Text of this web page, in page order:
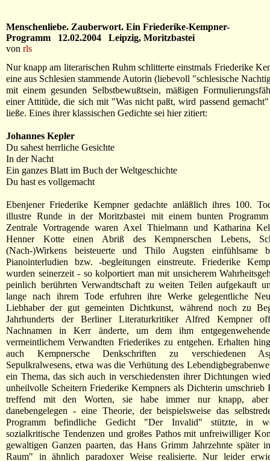
Menschenliebe. Zauberwort. Ein Friederike-Kempner-
Programm 12.02.2004 Leipzig, Moritzbastei
von rls
Nur knapp am literarischen Ruhm schlitterte einstmals Friederike
eine aus Schlesien stammende Autorin (liebevoll "schlesische
mit einem gesunden Selbstbewußtsein, mäßigen
einer Attitüde, die sich mit "Was nicht paßt, wird passend gemacht"
ließe. Eines ihrer klassischen Gedichte sei hier zitiert:
Johannes Kepler
Du sahest herrliche Gesichte
In der Nacht
Ein ganzes Blatt im Buch der Weltgeschichte
Du hast es vollgemacht
Ebenjener Friederike Kempner gedachte anläßlich ihres 100.
illustre Runde in der Moritzbastei mit einem bunten
Zentrale Vortragende waren Axel Thielmann und Katharina
Henner Kotte einen Abriß des Kempnerschen Lebens,
(Nach-)Wirkens beisteuerte und Thilo Augsten einfühlsame
Pianointerludien bzw. -begleitungen einstreute. Friederike
wurden seinerzeit - so kolportiert man mit unsicherem
peinlich berührten Verwandtschaft zu weiten Teilen aufgekauft
lange nach ihrem Tode erfuhren ihre Werke gelegentliche
Liebhaber der gut gemeinten Dichtkunst, während noch zu
Jahrhunderts der Berliner Literaturkritiker Alfred Kempner
Nachnamen in Kerr änderte, um dem ihm
vermeintlichem Verwandten Friederikes zu entgehen. Erhalten
auch Kempnersche Denkschriften zu verschiedenen
Sepulkralwesens, etwa was die Verhütung des
ein Thema, das sich auch in verschiedensten ihrer Dichtungen
unheilvolle Scheitern Friederike Kempners als Dichterin umschrieb
treffend mit den Worten, sie habe immer nur knapp,
danebengelegen - eine Theorie, der beispielsweise das
Programm befindliche Gedicht "Der Invalid" stützte, in
sozialkritische Tendenzen und großes Pathos mit unfreiwilliger
gewaltigen Ganzen paarten, das Hans Grimm Jahrzehnte später
Raum" in ähnlich paradoxer Weise realisierte. Nur leider